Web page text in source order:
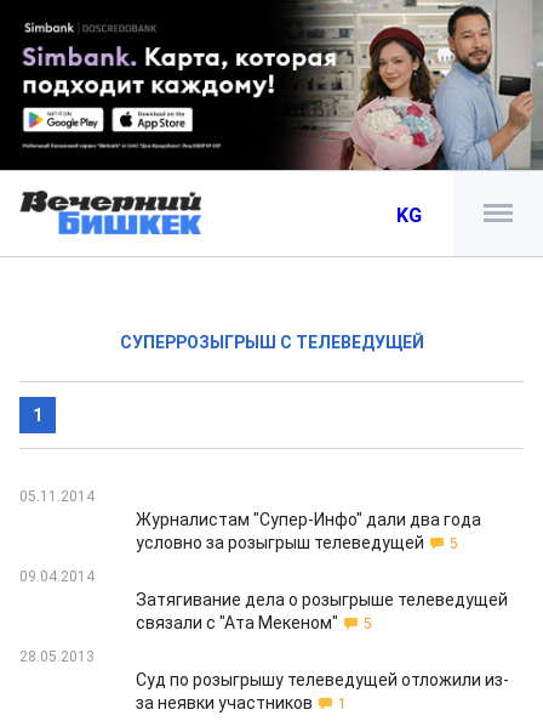
KG
СУПЕРРОЗЫГРЫШ С ТЕЛЕВЕДУЩЕЙ
1
05.11.2014
Журналистам "Супер-Инфо" дали два года
условно за розыгрыш телеведущей
5
09.04.2014
Затягивание дела о розыгрыше телеведущей
связали с "Ата Мекеном"
5
28.05.2013
Суд по розыгрышу телеведущей отложили из-
за неявки участников
1